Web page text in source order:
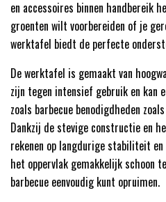
en accessoires binnen handbereik
groenten wilt voorbereiden of je
werktafel biedt de perfecte
De werktafel is gemaakt van
zijn tegen intensief gebruik en kan
zoals barbecue benodigdheden
Dankzij de stevige constructie en
rekenen op langdurige stabiliteit en
het oppervlak gemakkelijk schoon
barbecue eenvoudig kunt opruimen.